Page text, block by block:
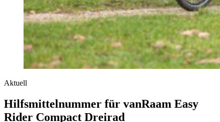
Aktuell
Hilfsmittelnummer für vanRaam Easy
Rider Compact Dreirad